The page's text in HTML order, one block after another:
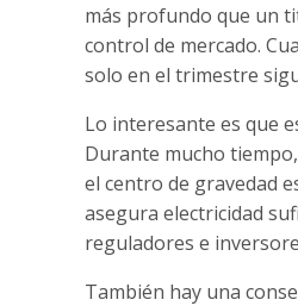
más profundo que un
control de mercado.
solo en el trimestre
Lo interesante es que
Durante mucho
el centro de gravedad
asegura electricidad
reguladores e
También hay una